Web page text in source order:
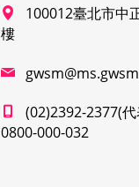
100012臺北市中
樓
(02)2392-2377(
0800-000-032